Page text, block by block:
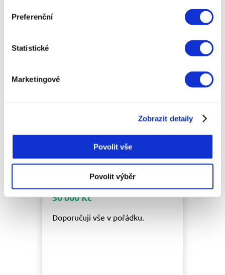
Preferenční
Statistické
Marketingové
Zobrazit detaily
Povolit vše
Povolit výběr
10 000 Kč
09.10.2018
50 000 Kč
Doporučuji vše v pořádku.